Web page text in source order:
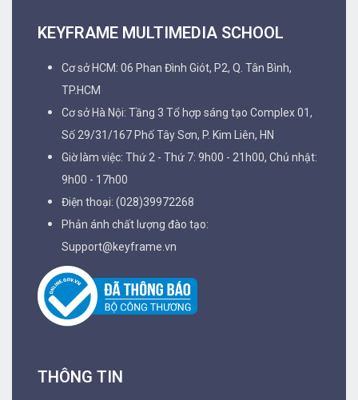
KEYFRAME MULTIMEDIA SCHOOL
Cơ sở HCM: 06 Phan Đình Giót, P2, Q. Tân Bình,
TP.HCM
Cơ sở Hà Nội: Tầng 3 Tổ hợp sáng tạo Complex 01,
Số 29/31/167 Phố Tây Sơn, P. Kim Liên, HN
Giờ làm việc: Thứ 2 - Thứ 7: 9h00 - 21h00, Chủ nhật:
9h00 - 17h00
Điện thoại: (028)39972268
Phản ánh chất lượng đào tạo:
Support@keyframe.vn
THÔNG TIN